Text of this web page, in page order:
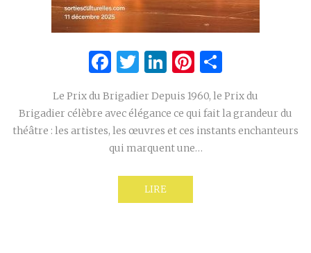
Facebook
Twitter
LinkedIn
Pinterest
Le Prix du Brigadier Depuis 1960, le Prix du
Brigadier célèbre avec élégance ce qui fait la grandeur du
théâtre : les artistes, les œuvres et ces instants enchanteurs
qui marquent une…
LIRE